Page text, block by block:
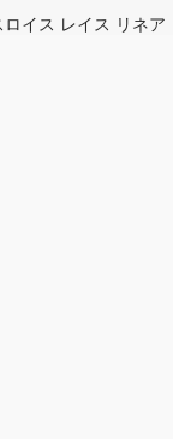
イス レイス リネア